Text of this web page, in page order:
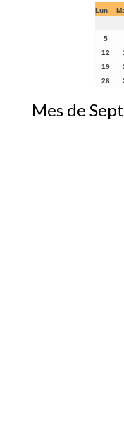
Lun
5
12
19
26
Mes de